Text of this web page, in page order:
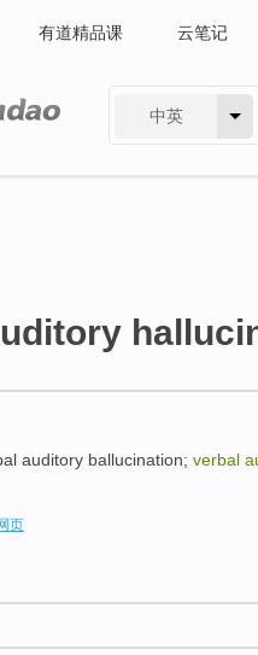
有道精品课 云笔记
中英
auditory ballucination; verbal
页